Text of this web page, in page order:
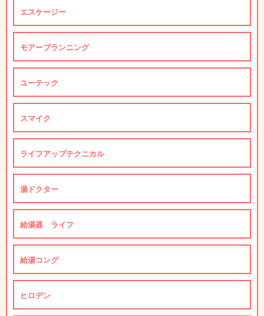
エスケージー
モアープランニング
ユーテック
スマイク
ライフアップテクニカル
湯ドクター
給湯器 ライフ
給湯コング
ヒロデン